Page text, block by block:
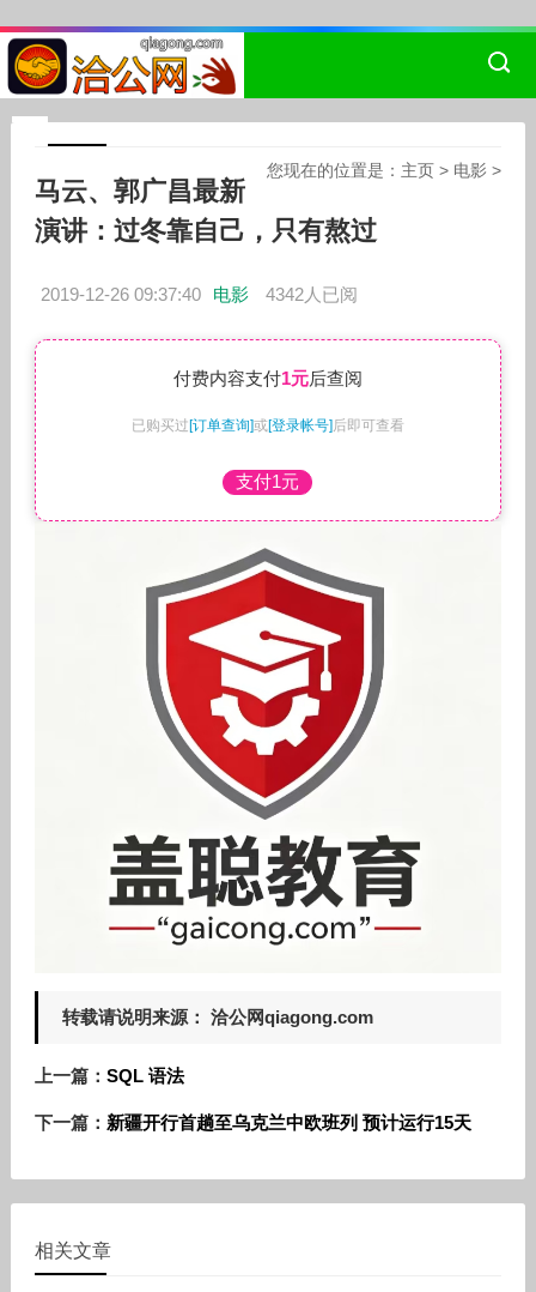
您现在的位置是： 主页 > 电影 >
马云、郭广昌最新
演讲：过冬靠自己，只有熬过
2019-12-26 09:37:40 电影 4342人已阅
付费内容支付1元后查阅
已购买过[订单查询]或[登录帐号]后即可查看
支付1元
转载请说明来源： 洽公网qiagong.com
上一篇： SQL 语法
下一篇： 新疆开行首趟至乌克兰中欧班列 预计运行15天
相关文章